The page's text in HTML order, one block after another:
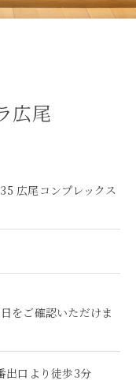
広尾
広尾コンプレックス
をご確認いただけま
出口より徒歩3分